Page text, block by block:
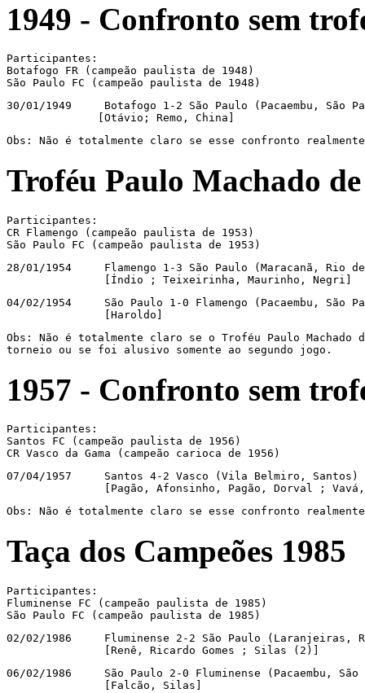
1949 - Confronto sem
Participantes:
Botafogo FR (campeão paulista de 1948)
São Paulo FC (campeão paulista de 1948)
30/01/1949     Botafogo 1-2 São Paulo (Pacaembu, São
              [Otávio; Remo, China]
Obs: Não é totalmente claro se esse confronto
Troféu Paulo Machado
Participantes:
CR Flamengo (campeão paulista de 1953)
São Paulo FC (campeão paulista de 1953)
28/01/1954     Flamengo 1-3 São Paulo (Maracanã, Rio
               [Índio ; Teixeirinha, Maurinho, Negri]
04/02/1954     São Paulo 1-0 Flamengo (Pacaembu, São
               [Haroldo]
Obs: Não é totalmente claro se o Troféu Paulo
torneio ou se foi alusivo somente ao segundo jogo.
1957 - Confronto sem
Participantes:
Santos FC (campeão paulista de 1956)
CR Vasco da Gama (campeão carioca de 1956)
07/04/1957     Santos 4-2 Vasco (Vila Belmiro, Santos)
[Pagão, Afonsinho, Pagão, Dorval ;
Obs: Não é totalmente claro se esse confronto
Taça dos Campeões 1985
Participantes:
Fluminense FC (campeão paulista de 1985)
São Paulo FC (campeão paulista de 1985)
02/02/1986     Fluminense 2-2 São Paulo (Laranjeiras,
               [Renê, Ricardo Gomes ; Silas (2)]
06/02/1986     São Paulo 2-0 Fluminense (Pacaembu, São
               [Falcão, Silas]